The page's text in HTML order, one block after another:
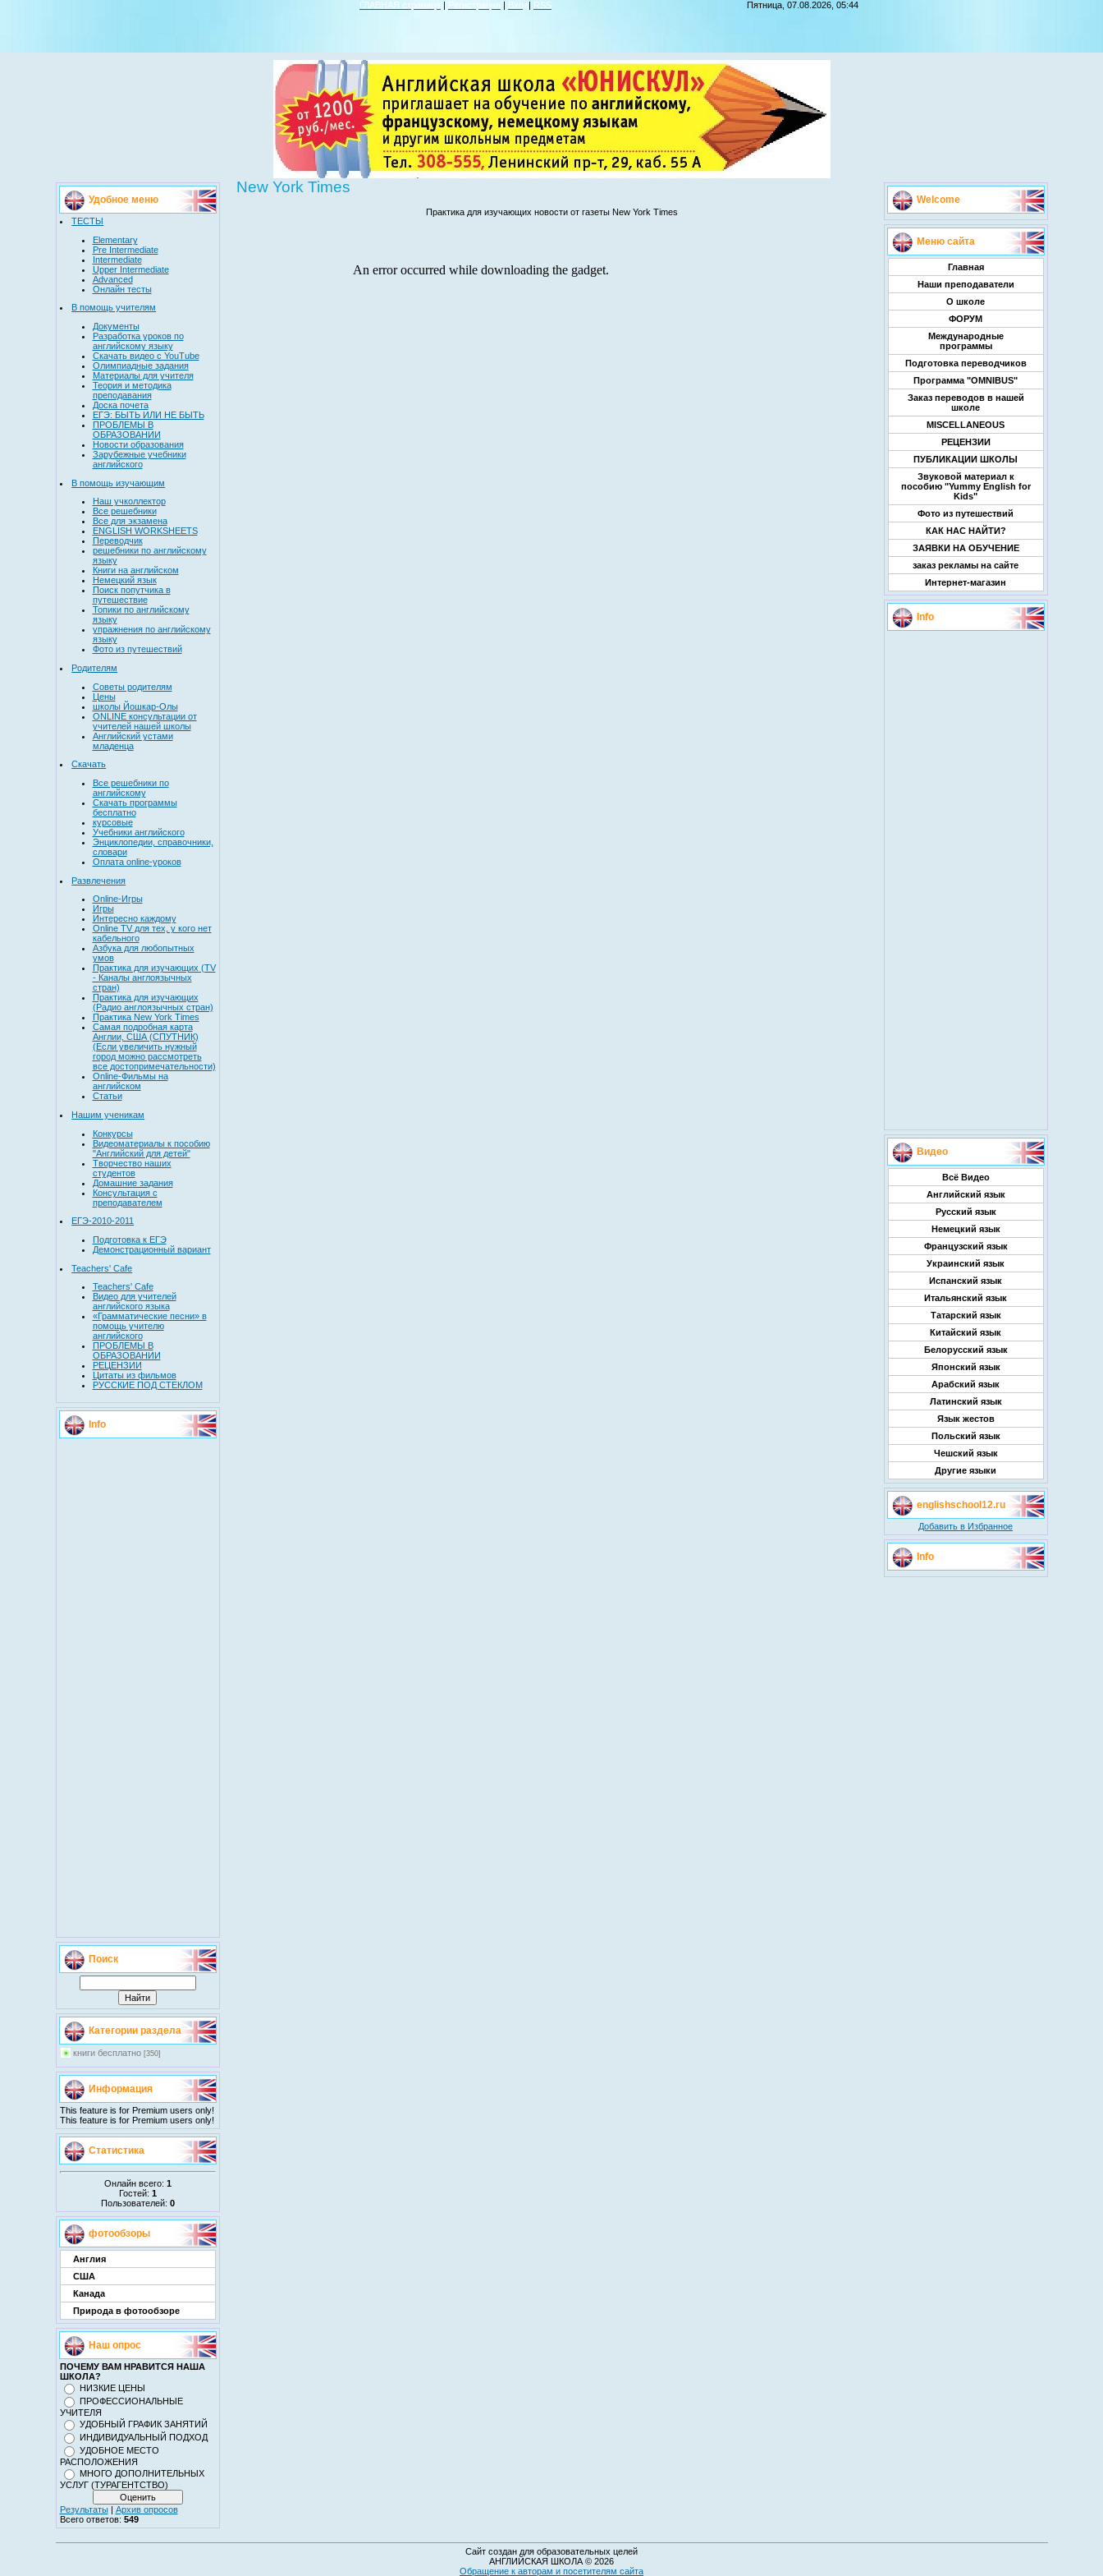
ГЛАВНАЯ страница | Регистрация | Вход| RSS Пятница, 07.08.2026, 05:44
Удобное меню
ТЕСТЫ
Elementary
Pre Intermediate
Intermediate
Upper Intermediate
Advanced
Онлайн тесты
В помощь учителям
Документы
Разработка уроков по
английскому языку
Скачать видео с YouTube
Олимпиадные задания
Материалы для учителя
Теория и методика
преподавания
Доска почета
ЕГЭ: БЫТЬ ИЛИ НЕ БЫТЬ
ПРОБЛЕМЫ В
ОБРАЗОВАНИИ
Новости образования
Зарубежные учебники
английского
В помощь изучающим
Наш учколлектор
Все решебники
Все для экзамена
ENGLISH WORKSHEETS
Переводчик
решебники по английскому
языку
Книги на английском
Немецкий язык
Поиск попутчика в
путешествие
Топики по английскому
языку
упражнения по английскому
языку
Фото из путешествий
Родителям
Советы родителям
Цены
школы Йошкар-Олы
ONLINE консультации от
учителей нашей школы
Английский устами
младенца
Скачать
Все решебники по
английскому
Скачать программы
бесплатно
курсовые
Учебники английского
Энциклопедии, справочники,
словари
Оплата online-уроков
Развлечения
Online-Игры
Игры
Интересно каждому
Online TV для тех, у кого нет
кабельного
Азбука для любопытных
умов
Практика для изучающих (TV
- Каналы англоязычных
стран)
Практика для изучающих
(Радио англоязычных стран)
Практика New York Times
Самая подробная карта
Англии, США (СПУТНИК)
(Если увеличить нужный
город можно рассмотреть
все достопримечательности)
Online-Фильмы на
английском
Статьи
Нашим ученикам
Конкурсы
Видеоматериалы к пособию
"Английский для детей"
Творчество наших
студентов
Домашние задания
Консультация с
преподавателем
ЕГЭ-2010-2011
Подготовка к ЕГЭ
Демонстрационный вариант
Teachers' Cafe
Teachers' Cafe
Видео для учителей
английского языка
«Грамматические песни» в
помощь учителю
английского
ПРОБЛЕМЫ В
ОБРАЗОВАНИИ
РЕЦЕНЗИИ
Цитаты из фильмов
РУССКИЕ ПОД СТЕКЛОМ
Info
Поиск
Категории раздела
книги бесплатно [350]
Информация
This feature is for Premium users only!
This feature is for Premium users only!
Статистика
Онлайн всего: 1
Гостей: 1
Пользователей: 0
фотообзоры
Англия
США
Канада
Природа в фотообзоре
Наш опрос
ПОЧЕМУ ВАМ НРАВИТСЯ НАША
ШКОЛА?
НИЗКИЕ ЦЕНЫ
ПРОФЕССИОНАЛЬНЫЕ
УЧИТЕЛЯ
УДОБНЫЙ ГРАФИК ЗАНЯТИЙ
ИНДИВИДУАЛЬНЫЙ ПОДХОД
УДОБНОЕ МЕСТО
РАСПОЛОЖЕНИЯ
МНОГО ДОПОЛНИТЕЛЬНЫХ
УСЛУГ (ТУРАГЕНТСТВО)
Результаты| Архив опросов
Всего ответов: 549
New York Times
Практика для изучающих новости от газеты New York Times
Welcome
Меню сайта
Главная
Наши преподаватели
О школе
ФОРУМ
Международные
программы
Подготовка переводчиков
Программа "OMNIBUS"
Заказ переводов в нашей
школе
MISCELLANEOUS
РЕЦЕНЗИИ
ПУБЛИКАЦИИ ШКОЛЫ
Звуковой материал к
пособию "Yummy English for
Kids"
Фото из путешествий
КАК НАС НАЙТИ?
ЗАЯВКИ НА ОБУЧЕНИЕ
заказ рекламы на сайте
Интернет-магазин
Info
Видео
Всё Видео
Английский язык
Русский язык
Немецкий язык
Французский язык
Украинский язык
Испанский язык
Итальянский язык
Татарский язык
Китайский язык
Белорусский язык
Японский язык
Арабский язык
Латинский язык
Язык жестов
Польский язык
Чешский язык
Другие языки
englishschool12.ru
Добавить в Избранное
Info
Сайт создан для образовательных целей
АНГЛИЙСКАЯ ШКОЛА © 2026
Обращение к авторам и посетителям сайта